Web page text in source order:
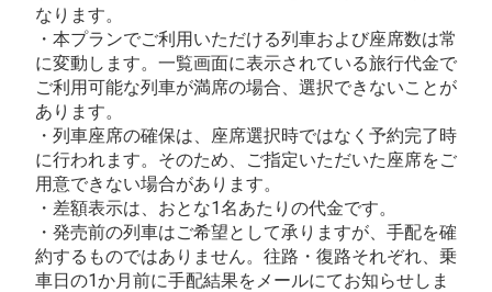
なります。
・本プランでご利用いただける列車および座席数は常
に変動します。一覧画面に表示されている旅行代金で
ご利用可能な列車が満席の場合、選択できないことが
あります。
・列車座席の確保は、座席選択時ではなく予約完了時
に行われます。そのため、ご指定いただいた座席をご
用意できない場合があります。
・差額表示は、おとな1名あたりの代金です。
・発売前の列車はご希望として承りますが、手配を確
約するものではありません。往路・復路それぞれ、乗
車日の1か月前に手配結果をメールにてお知らせしま